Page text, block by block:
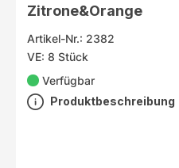
Zitrone&Orange
Artikel-Nr.: 2382
VE: 8 Stück
Verfügbar
Produktbeschreibung